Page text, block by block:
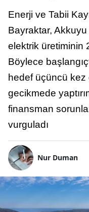
Enerji ve Tabii
Bayraktar,
elektrik üretiminin
Böylece
hedef üçüncü kez
gecikmede
finansman
vurguladı
Nur Duman